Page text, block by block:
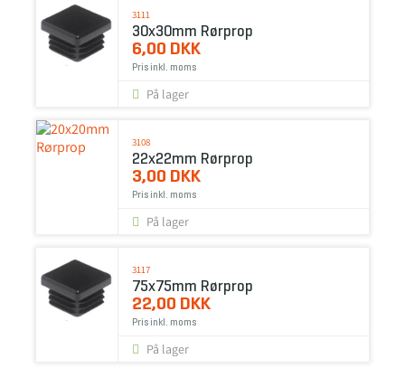
3111
30x30mm Rørprop
6,00 DKK
Pris inkl. moms
På lager
3108
22x22mm Rørprop
3,00 DKK
Pris inkl. moms
På lager
3117
75x75mm Rørprop
22,00 DKK
Pris inkl. moms
På lager